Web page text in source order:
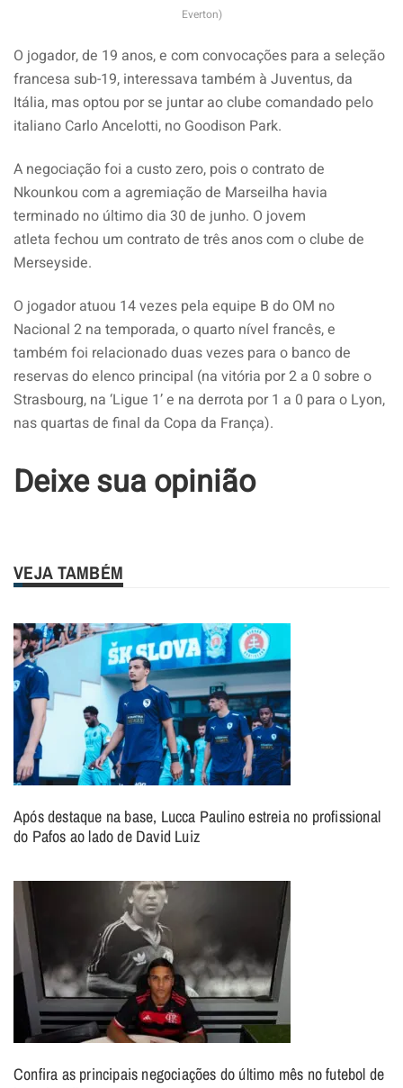
Everton)
O jogador, de 19 anos, e com convocações para a seleção
francesa sub-19, interessava também à Juventus, da
Itália, masoptou por se juntar ao clube comandado pelo
italiano Carlo Ancelotti, no Goodison Park.
A negociação foi a custo zero, pois o contrato de
Nkounkou com a agremiação de Marseilha havia
terminado no último dia 30 de junho. O jovem
atleta fechou um contrato de três anos com o clube de
Merseyside.
O jogador atuou 14 vezes pela equipe B do OM no
Nacional 2 na temporada, o quarto nível francês, e
também foi relacionado duas vezes para o banco de
reservas do elenco principal (na vitória por 2 a 0 sobre o
Strasbourg, na ‘Ligue 1’ e na derrota por 1 a 0 para o Lyon,
nas quartas de final da Copa da França).
Deixe sua opinião
VEJA TAMBÉM
Após destaque na base, Lucca Paulino estreia no profissional
do Pafos ao lado de David Luiz
Confira as principais negociações do último mês no futebol de